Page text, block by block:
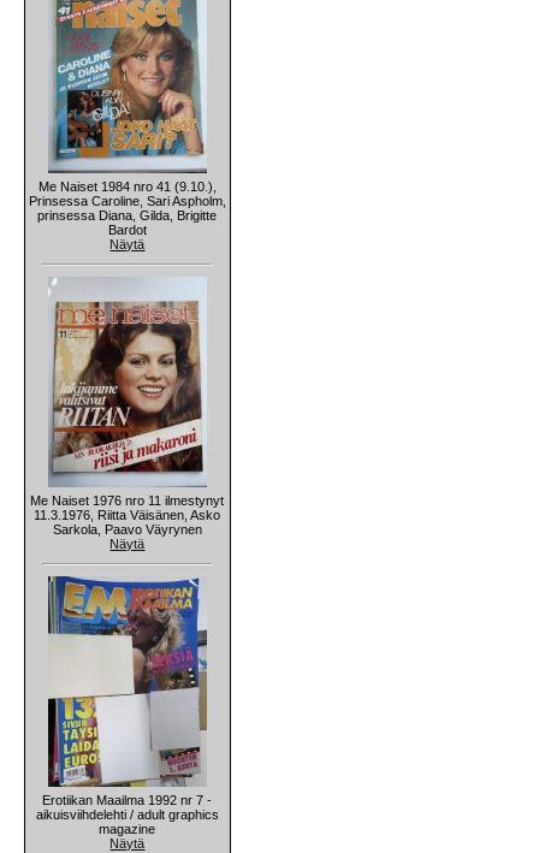
Me Naiset 1984 nro 41 (9.10.),
Prinsessa Caroline, Sari Aspholm,
prinsessa Diana, Gilda, Brigitte
Bardot
Näytä
Me Naiset 1976 nro 11 ilmestynyt
11.3.1976, Riitta Väisänen, Asko
Sarkola, Paavo Väyrynen
Näytä
Erotiikan Maailma 1992 nr 7 -
aikuisviihdelehti / adult graphics
magazine
Näytä